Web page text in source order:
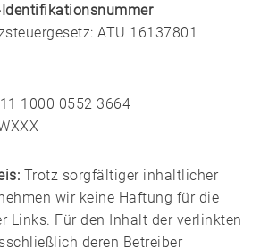
ATU 16137801
1000 0552 3664
Trotz sorgfältiger inhaltlicher
wir keine Haftung für die
Links. Für den Inhalt der verlinkten
deren Betreiber